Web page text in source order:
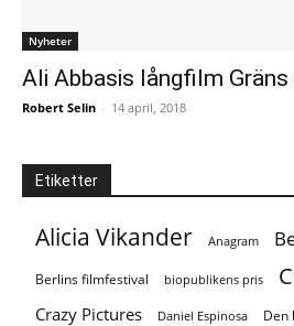
Nyheter
Ali Abbasis långfilm
Robert Selin - 14 april, 2018
Etiketter
Alicia Vikander Anagram
Berlins filmfestival biopublikens pris
Crazy Pictures Daniel Espinosa Den